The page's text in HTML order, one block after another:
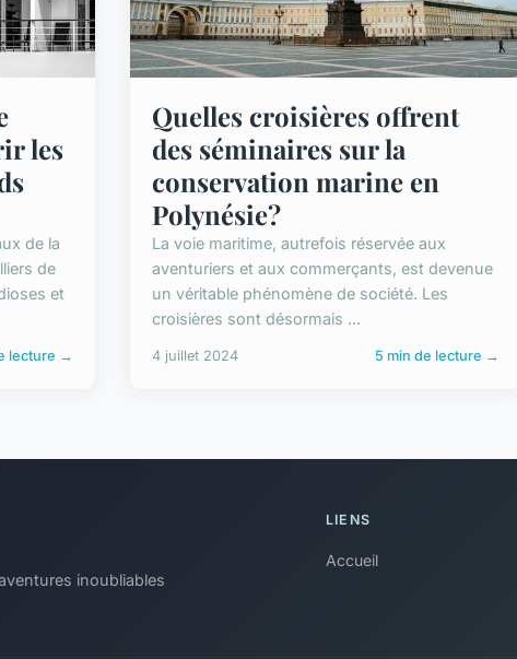
les
de la
de
et
lecture →
Quelles croisières offrent
des séminaires sur la
conservation marine en
Polynésie?
La voie maritime, autrefois réservée aux
aventuriers et aux commerçants, est devenue
un véritable phénomène de société. Les
croisières sont désormais ...
4 juillet 2024 5 min de lecture →
inoubliables
LIENS
Accueil